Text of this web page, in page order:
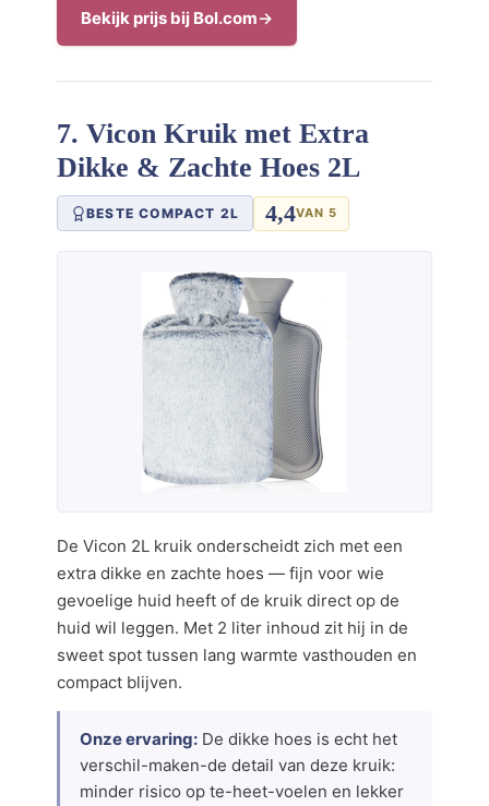
Bekijk prijs bij Bol.com
7. Vicon Kruik met Extra
Dikke & Zachte Hoes 2L
BESTE COMPACT 2L 4,4VAN 5
De Vicon 2L kruik onderscheidt zich met een
extra dikke en zachte hoes — fijn voor wie
gevoelige huid heeft of de kruik direct op de
huid wil leggen. Met 2 liter inhoud zit hij in de
sweet spot tussen lang warmte vasthouden en
compact blijven.
Onze ervaring: De dikke hoes is echt het
verschil-maken-de detail van deze kruik:
minder risico op te-heet-voelen en lekker